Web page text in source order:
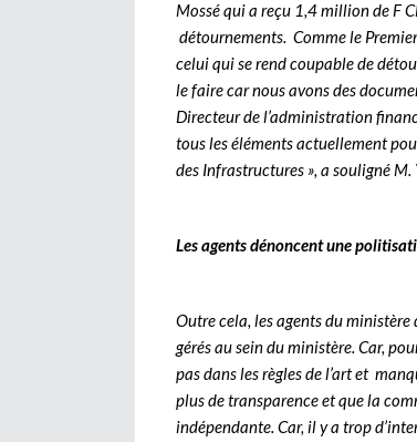
Mossé qui a reçu 1,4 million de F
détournements. Comme le
celui qui se rend coupable de
le faire car nous avons des
Directeur de l’administration
tous les éléments actuellement
des Infrastructures », a souligné M.
Les agents dénoncent une
Outre cela, les agents du
gérés au sein du ministère. Car,
pas dans les règles de l’art et
plus de transparence et que la
indépendante. Car, il y a trop